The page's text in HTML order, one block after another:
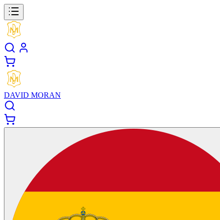
DAVID MORAN